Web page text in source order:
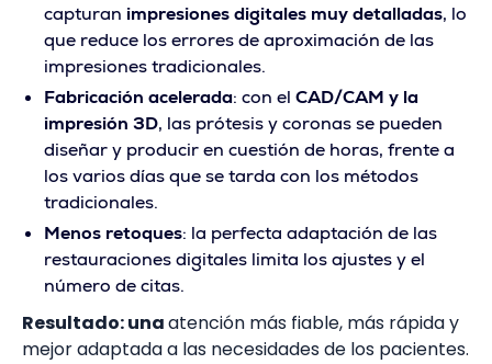
capturan impresiones digitales muy detalladas, lo
que reduce los errores de aproximación de las
impresiones tradicionales.
Fabricación acelerada: con el CAD/CAM y la
impresión 3D, las prótesis y coronas se pueden
diseñar y producir en cuestión de horas, frente a
los varios días que se tarda con los métodos
tradicionales.
Menos retoques: la perfecta adaptación de las
restauraciones digitales limita los ajustes y el
número de citas.
Resultado: unaatención más fiable, más rápida y
mejor adaptada a las necesidades de los pacientes.